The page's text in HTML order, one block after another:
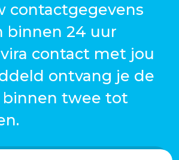
contactgegevens
binnen 24 uur
contact met jou
ontvang je de
twee tot